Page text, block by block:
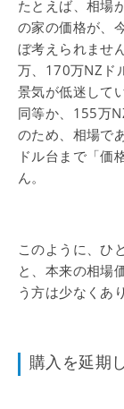
たとえば、相場
の家の価格が、
ぼ考えられませ
万、170万NZド
景気が低迷して
同等か、155万
のため、相場で
ドル台まで「価
ん。
このように、ひ
と、本来の相場
う方は少なくあ
購入を延期